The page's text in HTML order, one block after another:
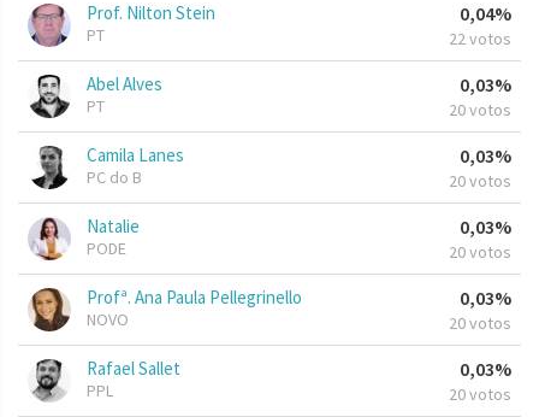
Prof. Nilton Stein
PT
0,04%
22 votos
Abel Alves
PT
0,03%
20 votos
Camila Lanes
PC do B
0,03%
20 votos
Natalie
PODE
0,03%
20 votos
Profª. Ana Paula Pellegrinello
NOVO
0,03%
20 votos
Rafael Sallet
PPL
0,03%
20 votos